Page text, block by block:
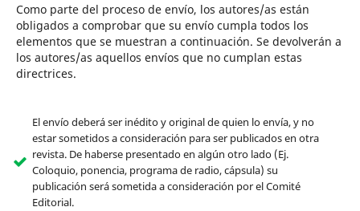
Como parte del proceso de envío, los autores/as están
obligados a comprobar que su envío cumpla todos los
elementos que se muestran a continuación. Se devolverán a
los autores/as aquellos envíos que no cumplan estas
directrices.
El envío deberá ser inédito y original de quien lo envía, y no
estar sometidos a consideración para ser publicados en otra
revista. De haberse presentado en algún otro lado (Ej.
Coloquio, ponencia, programa de radio, cápsula) su
publicación será sometida a consideración por el Comité
Editorial.